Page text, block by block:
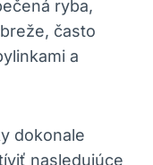
ryba,
často
a
dokonale
nasledujúce